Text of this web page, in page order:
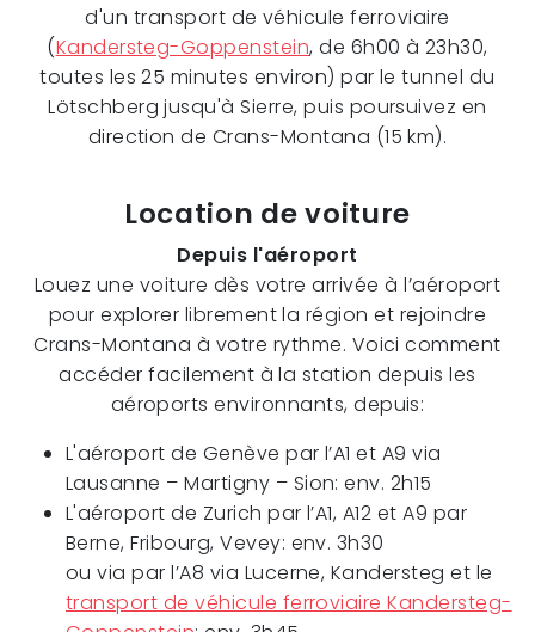
d'un transport de véhicule ferroviaire
(Kandersteg-Goppenstein, de 6h00 à 23h30,
toutes les 25 minutes environ) par le tunnel du
Lötschberg jusqu'à Sierre, puis poursuivez en
direction de Crans-Montana (15 km).
Location de voiture
Depuis l'aéroport
Louez une voiture dès votre arrivée à l’aéroport
pour explorer librement la région et rejoindre
Crans-Montana à votre rythme. Voici comment
accéder facilement à la station depuis les
aéroports environnants, depuis:
L'aéroport de Genève par l’A1 et A9 via
Lausanne – Martigny – Sion: env. 2h15
L'aéroport de Zurich par l’A1, A12 et A9 par
Berne, Fribourg, Vevey: env. 3h30
ou via par l’A8 via Lucerne, Kandersteg et le
transport de véhicule ferroviaire Kandersteg-